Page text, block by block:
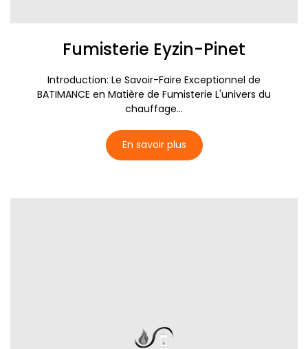
Fumisterie Eyzin-Pinet
Introduction: Le Savoir-Faire Exceptionnel de
BATIMANCE en Matière de Fumisterie L'univers du
chauffage...
En savoir plus